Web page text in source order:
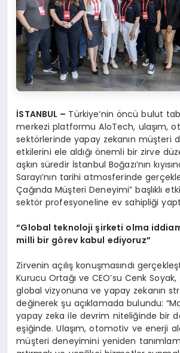
İSTANBUL – Türkiye’nin öncü bulut
merkezi platformu AloTech, ulaşım,
sektörlerinde yapay zekanın müşteri
etkilerini ele aldığı önemli bir zirve
aşkın süredir İstanbul Boğazı’nın
Sarayı’nın tarihi atmosferinde
Çağında Müşteri Deneyimi” başlıklı
sektör profesyoneline ev sahipliği
“Global teknoloji şirketi olma
milli bir görev kabul ediyoruz”
Zirvenin açılış konuşmasındı
Kurucu Ortağı ve CEO’su Cenk
global vizyonuna ve yapay zekanın
değinerek şu açıklamada bulundu:
yapay zeka ile devrim niteliğinde bir
eşiğinde. Ulaşım, otomotiv ve enerji
müşteri deneyimini yeniden